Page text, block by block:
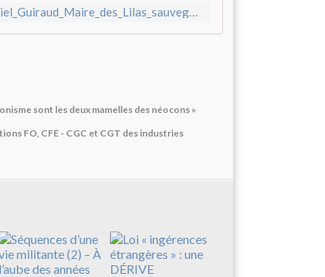
https://secure.avaaz.org/fr/petition/Daniel_Guiraud_Maire_des_Lilas_sauvegarde_du_Fort_de_Romainville/
sont les deux mamelles des néocons »
FO, CFE - CGC et CGT des industries